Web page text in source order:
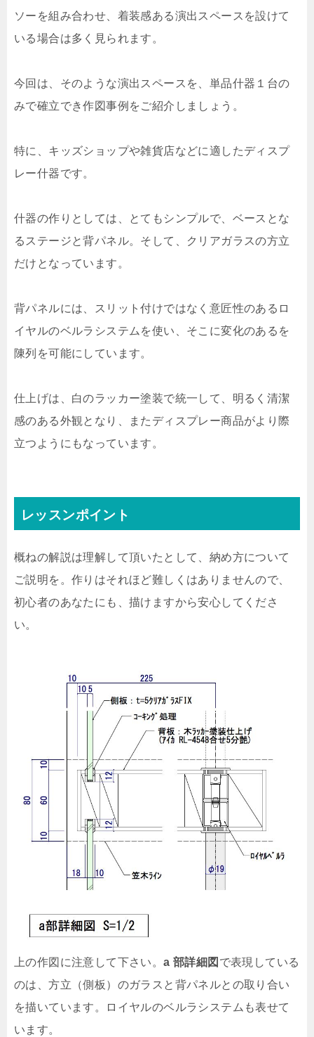
ソーを組み合わせ、着装感ある演出スペースを設けて
いる場合は多く見られます。
今回は、そのような演出スペースを、単品什器１台の
みで確立でき作図事例をご紹介しましょう。
特に、キッズショップや雑貨店などに適したディスプ
レー什器です。
什器の作りとしては、とてもシンプルで、ベースとな
るステージと背パネル。そして、クリアガラスの方立
だけとなっています。
背パネルには、スリット付けではなく意匠性のあるロ
イヤルのベルラシステムを使い、そこに変化のあるを
陳列を可能にしています。
仕上げは、白のラッカー塗装で統一して、明るく清潔
感のある外観となり、またディスプレー商品がより際
立つようにもなっています。
レッスンポイント
概ねの解説は理解して頂いたとして、納め方について
ご説明を。作りはそれほど難しくはありませんので、
初心者のあなたにも、描けますから安心してくださ
い。
上の作図に注意して下さい。a 部詳細図 で表現している
のは、方立（側板）のガラスと背パネルとの取り合い
を描いています。ロイヤルのベルラシステムも表せて
います。